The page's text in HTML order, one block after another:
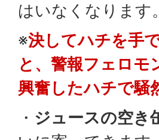
はいなくなります。
※決してハチを手
と、警報フェロモ
興奮したハチで騒
・ ジュースの空き